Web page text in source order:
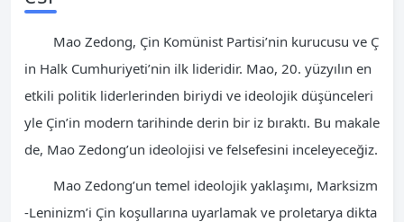
Mao Zedong, Çin Komünist Partisi’nin kurucusu ve Ç
in Halk Cumhuriyeti’nin ilk lideridir. Mao, 20. yüzyılın en
etkili politik liderlerinden biriydi ve ideolojik düşünceleri
yle Çin’in modern tarihinde derin bir iz bıraktı. Bu makale
de, Mao Zedong’un ideolojisi ve felsefesini inceleyeceğiz.
Mao Zedong’un temel ideolojik yaklaşımı, Marksizm
-Leninizm’i Çin koşullarına uyarlamak ve proletarya dikta